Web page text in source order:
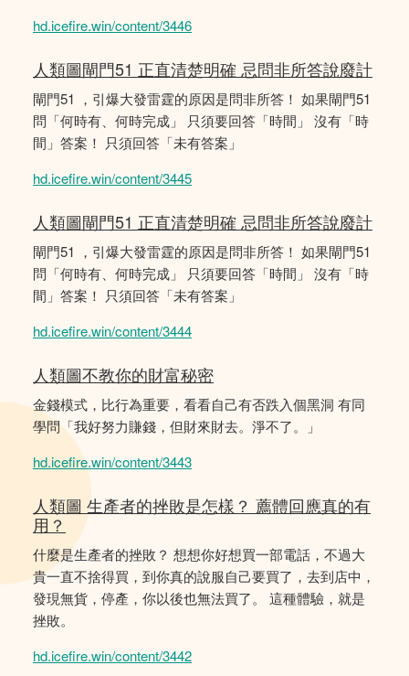
hd.icefire.win/content/3446
人類圖閘門51 正直清楚明確 忌問非所答說廢計
閘門51 ，引爆大發雷霆的原因是問非所答！ 如果閘門51
問「何時有、何時完成」 只須要回答「時間」 沒有「時
間」答案！ 只須回答「未有答案」
hd.icefire.win/content/3445
人類圖閘門51 正直清楚明確 忌問非所答說廢計
閘門51 ，引爆大發雷霆的原因是問非所答！ 如果閘門51
問「何時有、何時完成」 只須要回答「時間」 沒有「時
間」答案！ 只須回答「未有答案」
hd.icefire.win/content/3444
人類圖不教你的財富秘密
金錢模式，比行為重要，看看自己有否跌入個黑洞 有同
學問「我好努力賺錢，但財來財去。淨不了。」
hd.icefire.win/content/3443
人類圖 生產者的挫敗是怎樣？ 薦體回應真的有
用？
什麼是生產者的挫敗？ 想想你好想買一部電話，不過大
貴一直不捨得買，到你真的說服自己要買了，去到店中，
發現無貨，停產，你以後也無法買了。 這種體驗，就是
挫敗。
hd.icefire.win/content/3442